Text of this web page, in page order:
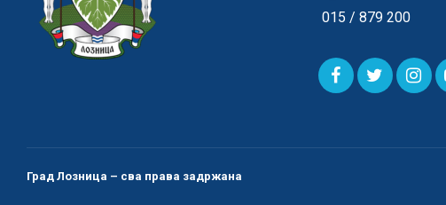
015 / 879 200
Град Лозница – сва права задржана